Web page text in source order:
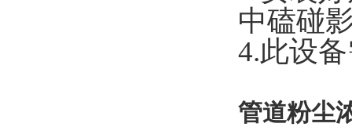
中磕碰
4.此设
管道粉尘